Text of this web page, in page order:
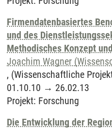
Firmendatenbasiertes
und des
Methodisches Konzept
Joachim Wagner
, (Wissenschaftliche
01.10.10 → 26.02.13
Projekt: Forschung
Die Entwicklung der